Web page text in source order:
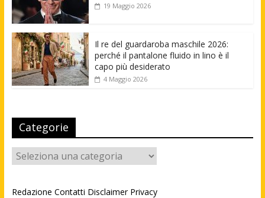
19 Maggio 2026
Il re del guardaroba maschile 2026:
perché il pantalone fluido in lino è il
capo più desiderato
4 Maggio 2026
Categorie
Categorie
Redazione Contatti Disclaimer Privacy